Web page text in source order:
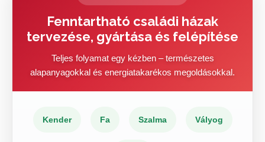
Fenntartható családi házak
tervezése, gyártása és felépítése
Teljes folyamat egy kézben – természetes
alapanyagokkal és energiatakarékos megoldásokkal.
Kender Fa Szalma Vályog